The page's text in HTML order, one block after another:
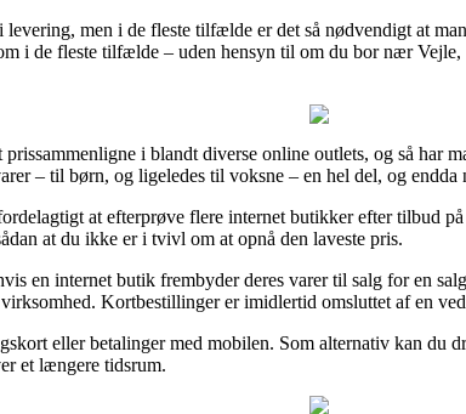
men i de fleste tilfælde er det så nødvendigt at
i de fleste tilfælde – uden hensyn til om du bor nær
i blandt diverse online outlets, og så har
– til børn, og ligeledes til voksne – en hel del, og
at efterprøve flere internet butikker efter tilbud
at du ikke er i tvivl om at opnå den laveste pris.
en internet butik frembyder deres varer til salg for en
Kortbestillinger er imidlertid omsluttet af en
eller betalinger med mobilen. Som alternativ kan du
et længere tidsrum.